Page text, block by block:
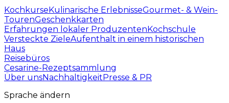
KochkurseKulinarische ErlebnisseGourmet- & Wein-
TourenGeschenkkarten
Erfahrungen lokaler ProduzentenKochschule
Versteckte ZieleAufenthalt in einem historischen
Haus
Reisebüros
Cesarine-Rezeptsammlung
Über unsNachhaltigkeitPresse & PR
Sprache ändern